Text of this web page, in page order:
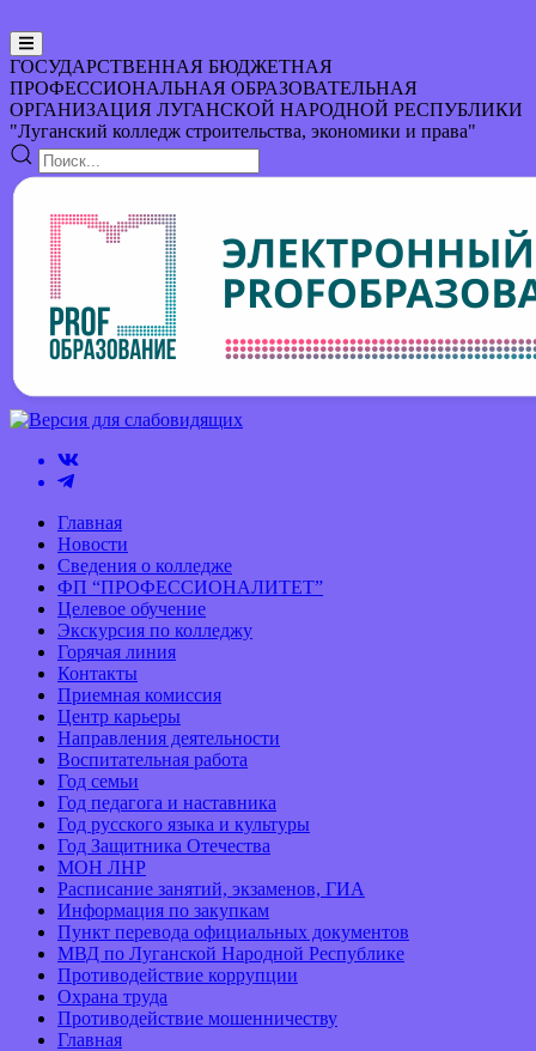
ГОСУДАРСТВЕННАЯ БЮДЖЕТНАЯ
ПРОФЕССИОНАЛЬНАЯ ОБРАЗОВАТЕЛЬНАЯ
ОРГАНИЗАЦИЯ ЛУГАНСКОЙ НАРОДНОЙ РЕСПУБЛИКИ
"Луганский колледж строительства, экономики и права"
Главная
Новости
Сведения о колледже
ФП “ПРОФЕССИОНАЛИТЕТ”
Целевое обучение
Экскурсия по колледжу
Горячая линия
Контакты
Приемная комиссия
Центр карьеры
Направления деятельности
Воспитательная работа
Год семьи
Год педагога и наставника
Год русского языка и культуры
Год Защитника Отечества
МОН ЛНР
Расписание занятий, экзаменов, ГИА
Информация по закупкам
Пункт перевода официальных документов
МВД по Луганской Народной Республике
Противодействие коррупции
Охрана труда
Противодействие мошенничеству
Главная